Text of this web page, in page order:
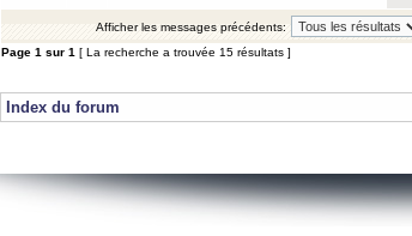
Afficher les messages précédents:
Page 1 sur 1 [ La recherche a trouvée 15 résultats ]
Index du forum